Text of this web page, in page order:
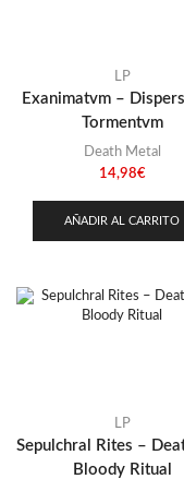
LP
Exanimatvm –
Tormentvm
Death Metal
14,98€
AÑADIR AL CARRITO
LP
Sepulchral Rites –
Bloody Ritual